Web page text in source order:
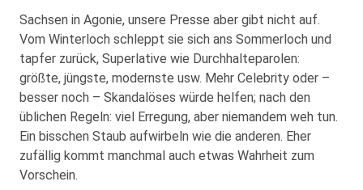
Sachsen in Agonie, unsere Presse aber gibt nicht auf.
Vom Winterloch schleppt sie sich ans Sommerloch und
tapfer zurück, Superlative wie Durchhalteparolen:
größte, jüngste, modernste usw. Mehr Celebrity oder –
besser noch – Skandalöses würde helfen; nach den
üblichen Regeln: viel Erregung, aber niemandem weh tun.
Ein bisschen Staub aufwirbeln wie die anderen. Eher
zufällig kommt manchmal auch etwas Wahrheit zum
Vorschein.